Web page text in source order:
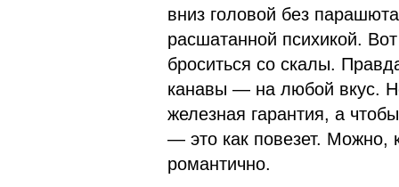
вниз головой без
рас­шатанной психикой.
броситься со скалы.
канавы — на любой вкус.
железная гарантия, а
— это как пове­зет. Можно,
романтично.